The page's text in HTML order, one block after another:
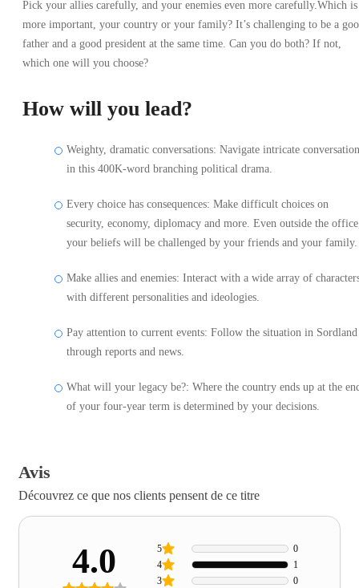
Pick your allies carefully, and your enemies even more carefully.Which is
more important, your country or your family? It’s challenging to be a
father and a good president at the same time. Can you do both? If not,
which one will you choose?
How will you lead?
Weighty, dramatic conversations: Navigate intricate
in this 400K-word branching political drama.
Every choice has consequences: Make difficult choices on
security, economy, diplomacy and more. Even outside the
your beliefs will be challenged by your friends and your family.
Make allies and enemies: Interact with a wide array of
with different personalities and ideologies.
Pay attention to current events: Follow the situation in Sordland
through reports and news.
What will your legacy be?: Where the country ends up at the
of your four-year term is determined by your decisions.
Avis
Découvrez ce que nos clients pensent de ce titre
4.0 3 0
4 1
5 0